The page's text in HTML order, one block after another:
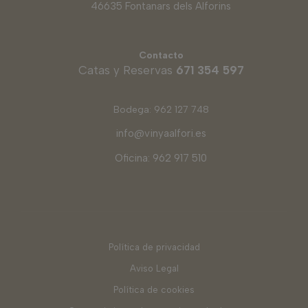
46635 Fontanars dels Alforins
Contacto
Catas y Reservas 671 354 597
Bodega: 962 127 748
info@vinyaalfori.es
Oficina: 962 917 510
Política de privacidad
Aviso Legal
Política de cookies